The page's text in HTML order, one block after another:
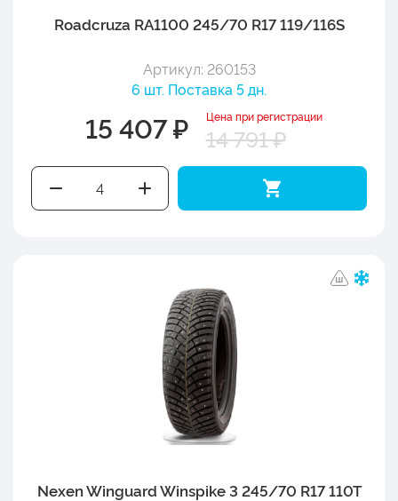
Roadcruza RA1100 245/70 R17 119/116S
Артикул: 260153
6 шт. Поставка 5 дн.
15 407 ₽ Цена при регистрации
14 791 ₽
Nexen Winguard Winspike 3 245/70 R17 110T